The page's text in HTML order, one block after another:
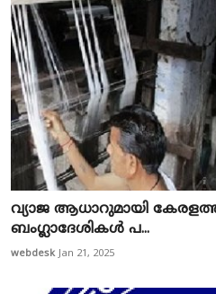
വ്യാജ ആധാറുമായി
ബംഗ്ലാദേശികൾ പ...
webdesk Jan 21, 2025